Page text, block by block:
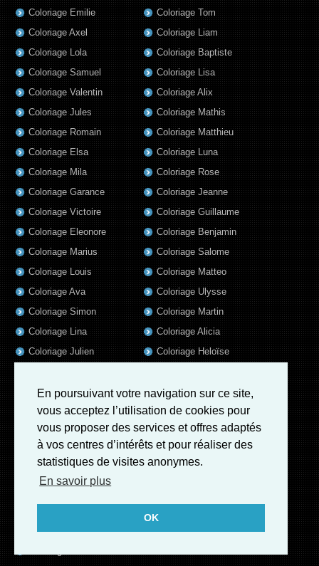
En poursuivant votre navigation sur ce site,
vous acceptez l’utilisation de cookies pour
vous proposer des services et offres adaptés
à vos centres d’intérêts et pour réaliser des
statistiques de visites anonymes.
En savoir plus
OK
Coloriage Emilie
Coloriage Axel
Coloriage Lola
Coloriage Samuel
Coloriage Valentin
Coloriage Jules
Coloriage Romain
Coloriage Elsa
Coloriage Mila
Coloriage Garance
Coloriage Victoire
Coloriage Eleonore
Coloriage Marius
Coloriage Louis
Coloriage Ava
Coloriage Simon
Coloriage Lina
Coloriage Julien
Coloriage Arthur
Coloriage Noe
Coloriage William
Coloriage Tom
Coloriage Liam
Coloriage Baptiste
Coloriage Lisa
Coloriage Alix
Coloriage Mathis
Coloriage Matthieu
Coloriage Luna
Coloriage Rose
Coloriage Jeanne
Coloriage Guillaume
Coloriage Benjamin
Coloriage Salome
Coloriage Matteo
Coloriage Ulysse
Coloriage Martin
Coloriage Alicia
Coloriage Heloïse
Coloriage Rayan
Coloriage Iris
Coloriage Ambre
Coloriage Charles
Coloriage Oscar
Coloriage Pierre